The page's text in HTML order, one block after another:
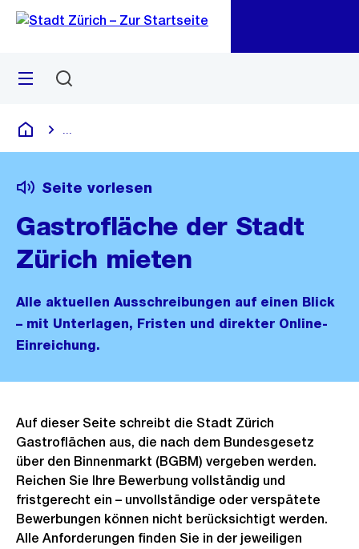
Navigation
Sprunglink
Menü
Deutsch
Seite vorlesen
Gastrofläche der Stadt
Zürich mieten
Alle aktuellen Ausschreibungen auf einen Blick
– mit Unterlagen, Fristen und direkter Online-
Einreichung.
Auf dieser Seite schreibt die Stadt Zürich
Gastroflächen aus, die nach dem Bundesgesetz
über den Binnenmarkt (BGBM) vergeben werden.
Reichen Sie Ihre Bewerbung vollständig und
fristgerecht ein – unvollständige oder verspätete
Bewerbungen können nicht berücksichtigt werden.
Alle Anforderungen finden Sie in der jeweiligen